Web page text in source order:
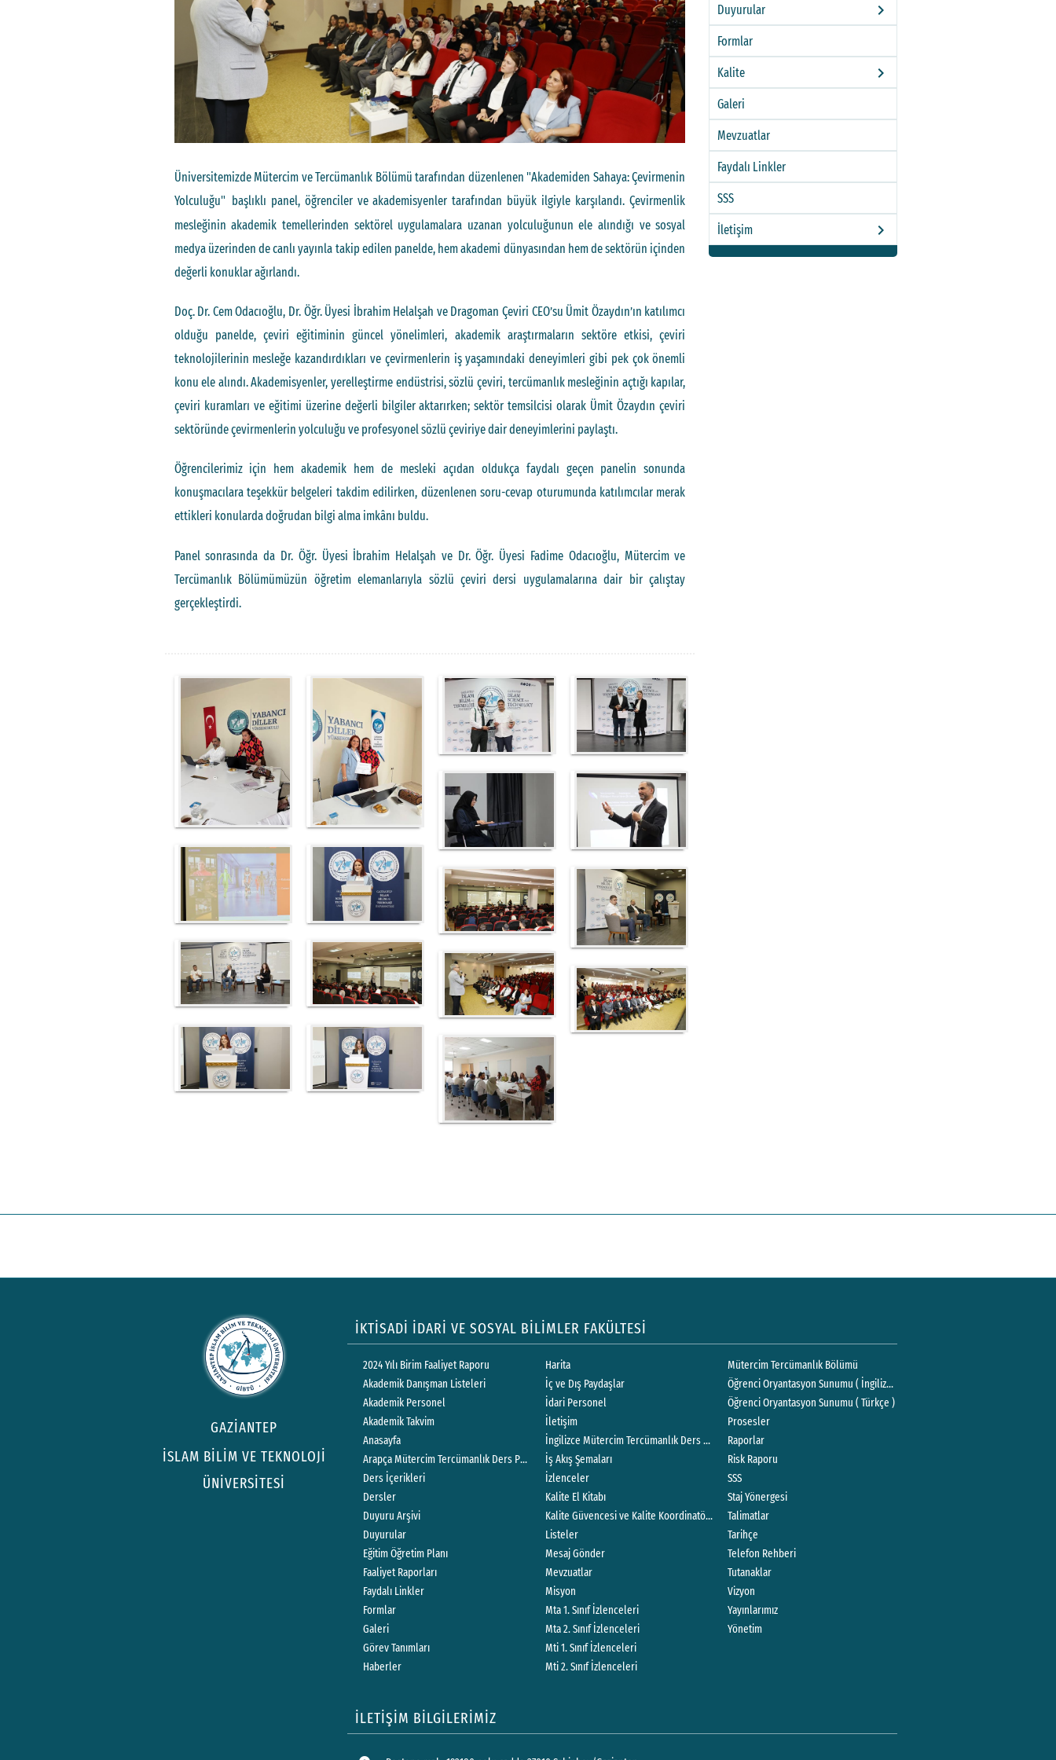
Üniversitemizde Mütercim ve Tercümanlık Bölümü tarafından düzenlenen "Akademiden Sahaya: Çevirmenin
Yolculuğu" başlıklı panel, öğrenciler ve akademisyenler tarafından büyük ilgiyle karşılandı. Çevirmenlik
mesleğinin akademik temellerinden sektörel uygulamalara uzanan yolculuğunun ele alındığı ve sosyal
medya üzerinden de canlı yayınla takip edilen panelde, hem akademi dünyasından hem de sektörün içinden
değerli konuklar ağırlandı.
Doç. Dr. Cem Odacıoğlu, Dr. Öğr. Üyesi İbrahim Helalşah ve Dragoman Çeviri CEO’su Ümit Özaydın’ın katılımcı
olduğu panelde, çeviri eğitiminin güncel yönelimleri, akademik araştırmaların sektöre etkisi, çeviri
teknolojilerinin mesleğe kazandırdıkları ve çevirmenlerin iş yaşamındaki deneyimleri gibi pek çok önemli
konu ele alındı. Akademisyenler, yerelleştirme endüstrisi, sözlü çeviri, tercümanlık mesleğinin açtığı kapılar,
çeviri kuramları ve eğitimi üzerine değerli bilgiler aktarırken; sektör temsilcisi olarak Ümit Özaydın çeviri
sektöründe çevirmenlerin yolculuğu ve profesyonel sözlü çeviriye dair deneyimlerini paylaştı.
Öğrencilerimiz için hem akademik hem de mesleki açıdan oldukça faydalı geçen panelin sonunda
konuşmacılara teşekkür belgeleri takdim edilirken, düzenlenen soru-cevap oturumunda katılımcılar merak
ettikleri konularda doğrudan bilgi alma imkânı buldu.
Panel sonrasında da Dr. Öğr. Üyesi İbrahim Helalşah ve Dr. Öğr. Üyesi Fadime Odacıoğlu, Mütercim ve
Tercümanlık Bölümümüzün öğretim elemanlarıyla sözlü çeviri dersi uygulamalarına dair bir çalıştay
gerçekleştirdi.
Duyurular keyboard_arrow_right
Formlar
Kalite keyboard_arrow_right
Galeri
Mevzuatlar
Faydalı Linkler
SSS
İletişim keyboard_arrow_right
GAZİANTEP
İSLAM BİLİM VE TEKNOLOJİ
ÜNİVERSİTESİ
İKTİSADİ İDARİ VE SOSYAL BİLİMLER FAKÜLTESİ
2024 Yılı Birim Faaliyet Raporu
Akademik Danışman Listeleri
Akademik Personel
Akademik Takvim
Anasayfa
Arapça Mütercim Tercümanlık Ders Programı
Ders İçerikleri
Dersler
Duyuru Arşivi
Duyurular
Eğitim Öğretim Planı
Faaliyet Raporları
Faydalı Linkler
Formlar
Galeri
Görev Tanımları
Haberler
Harita
İç ve Dış Paydaşlar
İdari Personel
İletişim
İngilizce Mütercim Tercümanlık Ders Programı
İş Akış Şemaları
İzlenceler
Kalite El Kitabı
Kalite Güvencesi ve Kalite Koordinatörlüğü Yönergesi
Listeler
Mesaj Gönder
Mevzuatlar
Misyon
Mta 1. Sınıf İzlenceleri
Mta 2. Sınıf İzlenceleri
Mti 1. Sınıf İzlenceleri
Mti 2. Sınıf İzlenceleri
Mütercim Tercümanlık Bölümü
Öğrenci Oryantasyon Sunumu ( İngilizce )
Öğrenci Oryantasyon Sunumu ( Türkçe )
Prosesler
Raporlar
Risk Raporu
SSS
Staj Yönergesi
Talimatlar
Tarihçe
Telefon Rehberi
Tutanaklar
Vizyon
Yayınlarımız
Yönetim
İLETİŞİM BİLGİLERİMİZ